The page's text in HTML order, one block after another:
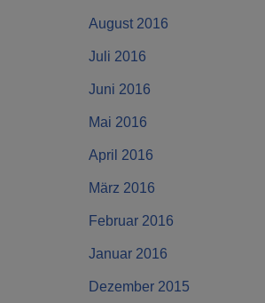
August 2016
Juli 2016
Juni 2016
Mai 2016
April 2016
März 2016
Februar 2016
Januar 2016
Dezember 2015